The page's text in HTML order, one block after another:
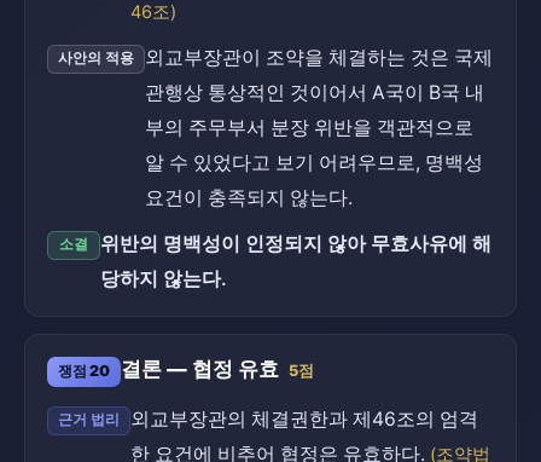
46조)
사안의 적용
외교부장관이 조약을 체결하는 것은 국제
관행상 통상적인 것이어서 A국이 B국 내
부의 주무부서 분장 위반을 객관적으로
알 수 있었다고 보기 어려우므로, 명백성
요건이 충족되지 않는다.
소결
위반의 명백성이 인정되지 않아 무효사유에 해
당하지 않는다.
쟁점 20 결론 — 협정 유효 5점
근거 법리
외교부장관의 체결권한과 제46조의 엄격
한 요건에 비추어 협정은 유효하다. (조약법